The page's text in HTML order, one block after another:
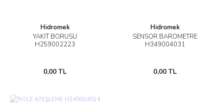
Hidromek
YAKIT BORUSU
H259002223
0,00 TL
Hidromek
SENSÖR BAROMETRE
H349004031
0,00 TL